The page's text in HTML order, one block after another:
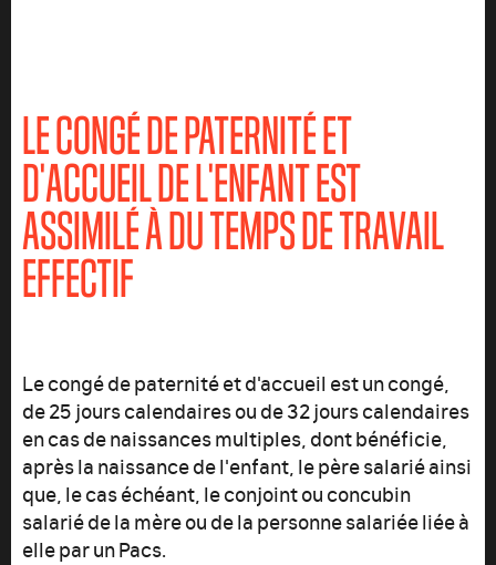
LE CONGÉ DE PATERNITÉ ET
D'ACCUEIL DE L'ENFANT EST
ASSIMILÉ À DU TEMPS DE TRAVAIL
EFFECTIF
Le congé de paternité et d'accueil est un congé,
de 25 jours calendaires ou de 32 jours calendaires
en cas de naissances multiples, dont bénéficie,
après la naissance de l'enfant, le père salarié ainsi
que, le cas échéant, le conjoint ou concubin
salarié de la mère ou de la personne salariée liée à
elle par un Pacs.